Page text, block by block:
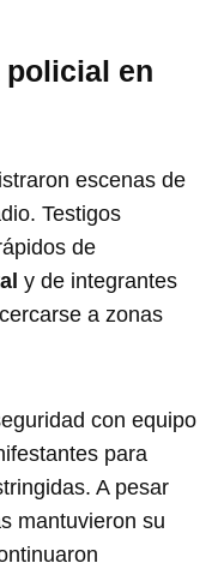
policial en
escenas de
Testigos
de
y de integrantes
a zonas
con equipo
para
A pesar
mantuvieron su